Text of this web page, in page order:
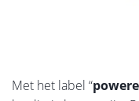
Met het label “